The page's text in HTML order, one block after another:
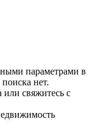
параметрами в
поиска нет.
или свяжитесь с